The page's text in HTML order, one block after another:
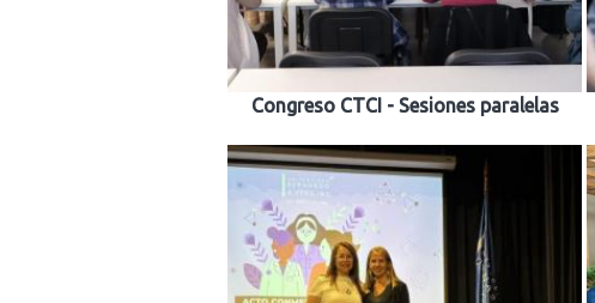
Congreso CTCI - Sesiones paralelas